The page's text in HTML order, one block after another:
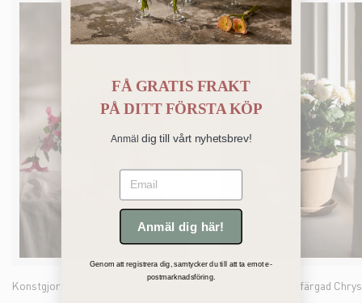
Konstgjord rosa Petunia 30cm
FÅ GRATIS FRAKT
PÅDITT FÖRSTA KÖP
Anmäl dig till vårt nyhetsbrev!
Email
Anmäl dig här!
Genom att registrera dig, samtycker du till att ta emot e-
postmarknadsföring.